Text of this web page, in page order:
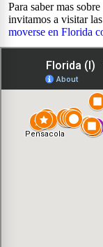
Para saber mas
invitamos a visitar
moverse en Florida